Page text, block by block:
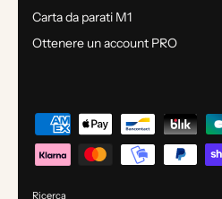
Carta da parati M1
Ottenere un account PRO
Ricerca